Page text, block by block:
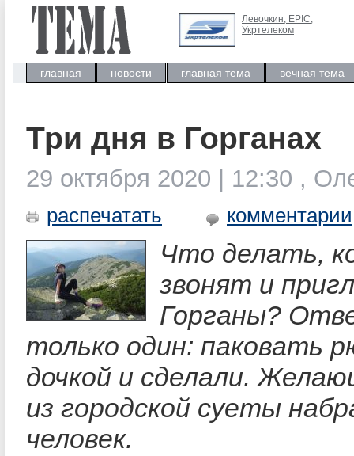
Левочкин, ЕРIC,
Укртелеком
главная новости главная тема вечная тема
Три дня в Горганах
29 октября 2020 | 12:30 ,
распечатать комментарии
Что делать,
звонят и
Горганы?
только один: паковать
дочкой и сделали.
из городской суеты
человек.